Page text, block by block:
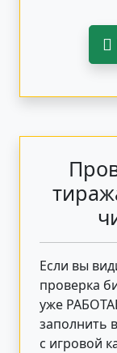
Если вы
проверка
уже
заполнить
с игровой